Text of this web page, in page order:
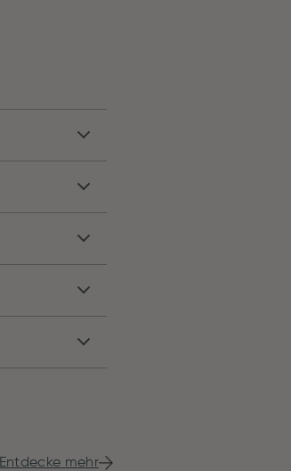
Entdecke mehr